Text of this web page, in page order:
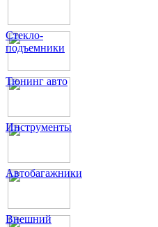
Стекло-
подъемники
Тюнинг авто
Инструменты
Автобагажники
Внешний